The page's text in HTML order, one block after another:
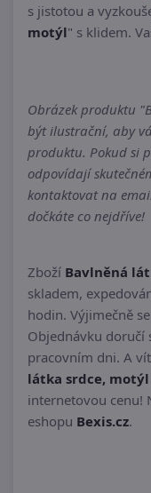
s jistotou a
motýl" s klidem.
Obrázek produktu
být ilustrační, aby
produktu. Pokud si
odpovídají
kontaktovat na
dočkáte co nejdříve!
Zboží Bavlněná
skladem,
hodin. Výjimečně
Objednávku doručí
pracovním dni. A
látka srdce, motýl
internetovou cenu!
eshopu Bexis.cz.